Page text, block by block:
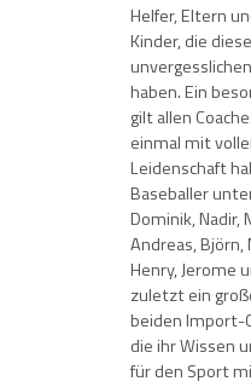
Helfer, Eltern
Kinder, die
haben. Ein
gilt allen
einmal mit
Leidenschaft
Baseballer
Dominik, Nadir,
Andreas, Björn,
Henry, Jerome
zuletzt ein
beiden Import-
die ihr Wissen
für den Sport